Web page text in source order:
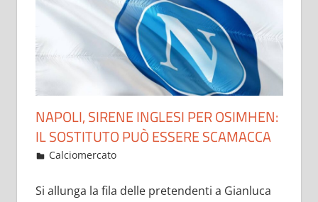
NAPOLI, SIRENE INGLESI PER OSIMHEN:
IL SOSTITUTO PUÒ ESSERE SCAMACCA
Maggio 20, 2022
admin
Calciomercato
Si allunga la fila delle pretendenti a Gianluca